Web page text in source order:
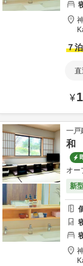
７
¥
一戸
和
オー
新